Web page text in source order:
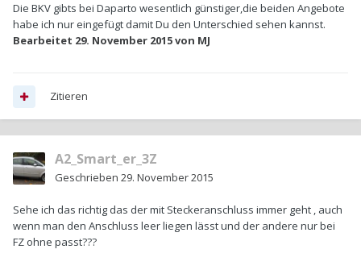
Die BKV gibts bei Daparto wesentlich günstiger,die beiden Angebote
habe ich nur eingefügt damit Du den Unterschied sehen kannst.
Bearbeitet 29. November 2015von MJ
Zitieren
A2_Smart_er_3Z
Geschrieben 29. November 2015
Sehe ich das richtig das der mit Steckeranschluss immer geht , auch
wenn man den Anschluss leer liegen lässt und der andere nur bei
FZ ohne passt???